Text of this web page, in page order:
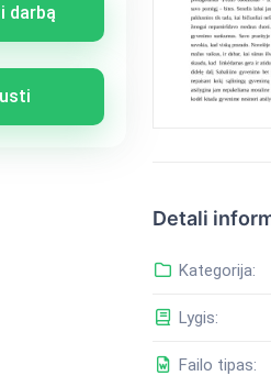
Detali
Kategorija:
Lygis:
Failo tipas: